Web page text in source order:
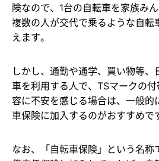
険なので、1台の自転車を家族み
複数の人が交代で乗るような自転
えます。
しかし、通勤や通学、買い物等
車を利用する人で、TSマークの
容に不安を感じる場合は、一般的
車保険に加入するのがおすすめで
なお、「自転車保険」という名称